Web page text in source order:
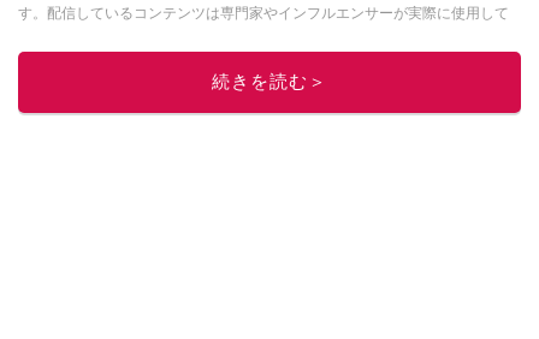
す。配信しているコンテンツは専門家やインフルエンサーが実際に使用して
ニュースでフォロー
続きを読む＞